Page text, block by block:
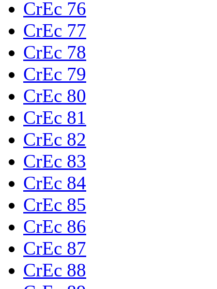
CrEc 76
CrEc 77
CrEc 78
CrEc 79
CrEc 80
CrEc 81
CrEc 82
CrEc 83
CrEc 84
CrEc 85
CrEc 86
CrEc 87
CrEc 88